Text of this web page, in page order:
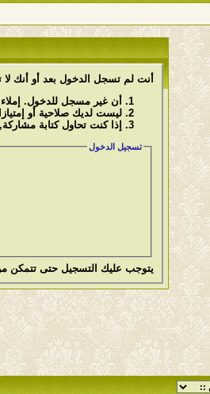
أنت لم تسجل الدخول بعد أو أنك
أن غير مسجل للدخول.
ليست لديك صلاحية أو
إذا كنت تحاول كتابة
تسجيل الدخول
يتوجب عليك التسجيل حتى تتمكن